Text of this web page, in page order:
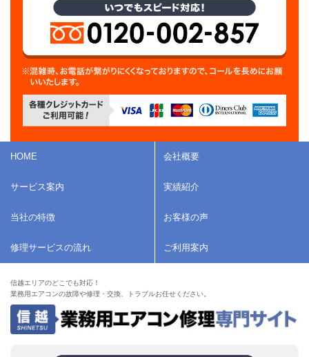
HOME 会社概要
サービス案内 実績紹介
当社の特徴 お客様の声
修理サービスの流れ ご利用案内
信越エリアのどこでも対応！
業務用エアコンの故障や修理・交換、トラブルお任せください。